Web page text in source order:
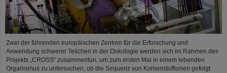
Zwei der führenden europäischen Zentren für die Erforschung und
Anwendung schwerer Teilchen in der Onkologie werden sich im Rahmen des
Projekts „CROSS“ zusammentun, um zum ersten Mal in einem lebenden
Organismus zu untersuchen, ob die Sequenz von Kohlenstoffionen gefolgt